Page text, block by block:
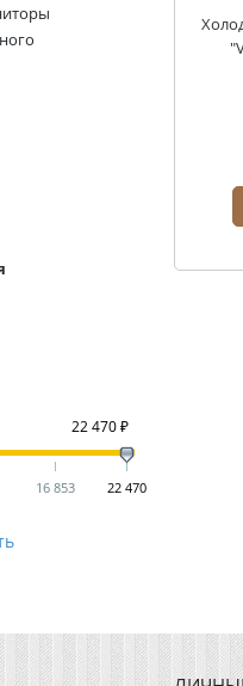
16 853 22 470
22 470 ₽